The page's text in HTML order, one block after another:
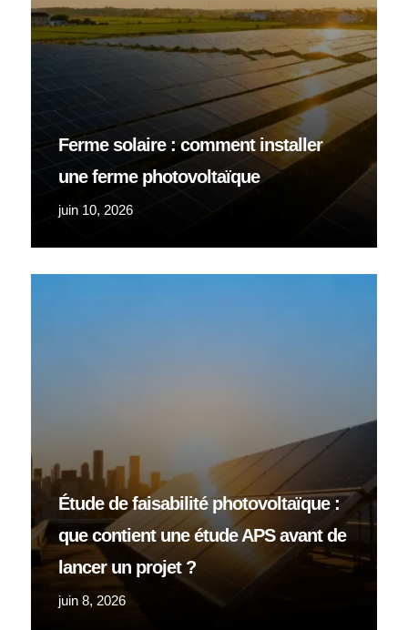
Ferme solaire : comment installer
une ferme photovoltaïque
juin 10, 2026
Étude de faisabilité photovoltaïque :
que contient une étude APS avant de
lancer un projet ?
juin 8, 2026